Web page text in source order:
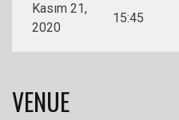
Kasım 21,
2020
15:45
VENUE